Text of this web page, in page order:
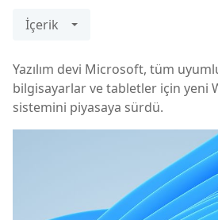
İçerik
Yazılım devi Microsoft, tüm
bilgisayarlar ve tabletler için yeni
sistemini piyasaya sürdü.